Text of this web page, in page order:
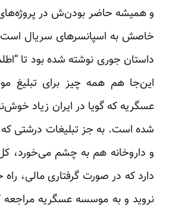
و همیشه حاضر بودن‌ش در
خاصش به اسپانسرهای سریال
داستان جوری نوشته شده بود تا
این‌جا هم همه چیز برای تبلیغ
عسگریه که گویا در ایران زیاد
شده است. به جز تبلیغات درشتی
و داروخانه هم به چشم می‌خورد،
دارد که در صورت گرفتاری مالی،
نروید و به موسسه عسگریه